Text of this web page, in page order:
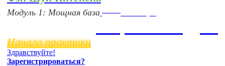
Модуль 1: Мощная база
Начало практики
Здравствуйте!
Зарегистрироваться?